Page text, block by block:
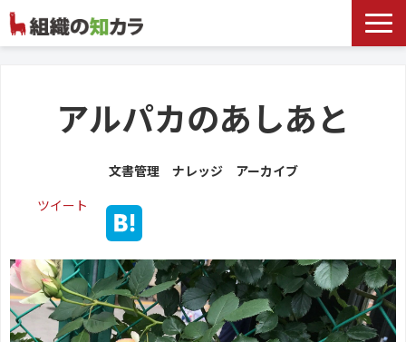
お役立ち記事
記事カテゴリ一覧
お客様事例
アルパカのあしあと
文書管理 ナレッジ アーカイブ
ツイート